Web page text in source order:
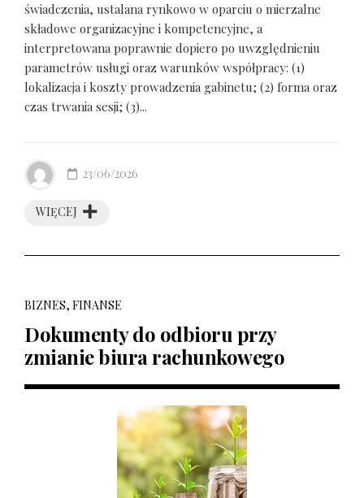
świadczenia, ustalana rynkowo w oparciu o mierzalne
składowe organizacyjne i kompetencyjne, a
interpretowana poprawnie dopiero po uwzględnieniu
parametrów usługi oraz warunków współpracy: (1)
lokalizacja i koszty prowadzenia gabinetu; (2) forma oraz
czas trwania sesji; (3)...
WIĘCEJ
23/06/2026
BIZNES, FINANSE
Dokumenty do odbioru przy
zmianie biura rachunkowego